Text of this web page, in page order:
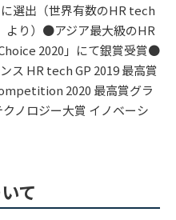
選出（世界有数のHR tech
より）​●アジア最大級のHR
2020」にて銀賞受賞●
ス HR tech GP 2019 最高賞
2020 最高賞グラ
ノロジー大賞 イノベーシ
て